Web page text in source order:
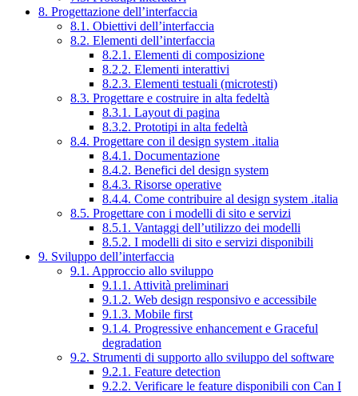
8. Progettazione dell’interfaccia
8.1. Obiettivi dell’interfaccia
8.2. Elementi dell’interfaccia
8.2.1. Elementi di composizione
8.2.2. Elementi interattivi
8.2.3. Elementi testuali (microtesti)
8.3. Progettare e costruire in alta fedeltà
8.3.1. Layout di pagina
8.3.2. Prototipi in alta fedeltà
8.4. Progettare con il design system .italia
8.4.1. Documentazione
8.4.2. Benefici del design system
8.4.3. Risorse operative
8.4.4. Come contribuire al design system .italia
8.5. Progettare con i modelli di sito e servizi
8.5.1. Vantaggi dell’utilizzo dei modelli
8.5.2. I modelli di sito e servizi disponibili
9. Sviluppo dell’interfaccia
9.1. Approccio allo sviluppo
9.1.1. Attività preliminari
9.1.2. Web design responsivo e accessibile
9.1.3. Mobile first
9.1.4. Progressive enhancement e Graceful
degradation
9.2. Strumenti di supporto allo sviluppo del software
9.2.1. Feature detection
9.2.2. Verificare le feature disponibili con Can I